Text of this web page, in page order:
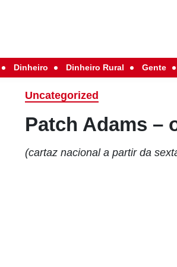
Dinheiro Dinheiro Rural Gente
Uncategorized
Patch Adams –
(cartaz nacional a partir da